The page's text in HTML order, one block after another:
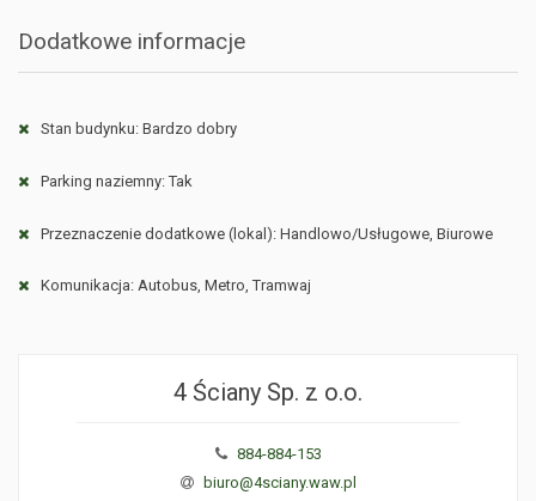
Dodatkowe informacje
Stan budynku: Bardzo dobry
Parking naziemny: Tak
Przeznaczenie dodatkowe (lokal): Handlowo/Usługowe, Biurowe
Komunikacja: Autobus, Metro, Tramwaj
4 Ściany Sp. z o.o.
884-884-153
biuro@4sciany.waw.pl